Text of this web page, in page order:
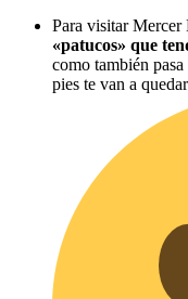
Para visitar Mercer
«patucos» que
como también pasa
pies te van a